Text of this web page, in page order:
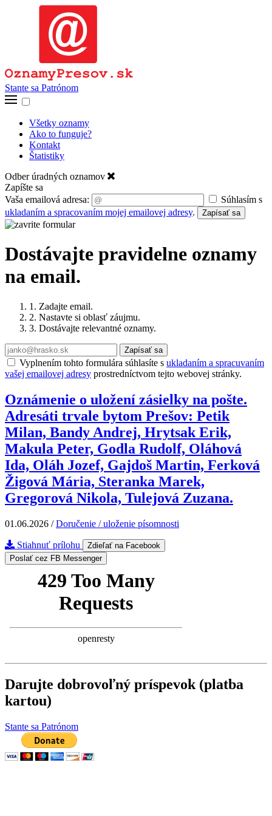
Stante sa Patrónom
Všetky oznamy
Ako to funguje?
Kontakt
Štatistiky
Odber úradných oznamov
Zapíšte sa
Vaša emailová adresa:
Súhlasím s
ukladaním a spracovaním mojej emailovej adresy. Zapísať sa
Dostávajte pravidelne oznamy
na email.
1. Zadajte email.
2. Nastavte si oblasť záujmu.
3. Dostávajte relevantné oznamy.
Zapísať sa
Vyplnením tohto formulára súhlasíte s ukladaním a spracuvaním
vašej emailovej adresy prostredníctvom tejto webovej stránky.
Oznámenie o uložení zásielky na pošte.
Adresáti trvale bytom Prešov: Petik
Milan, Bandy Andrej, Hrytsak Erik,
Makula Peter, Godla Rudolf, Oláhová
Ida, Oláh Jozef, Gajdoš Martin, Ferková
Žigová Mária, Steranka Marek,
Gregorová Nikola, Tulejová Zuzana.
01.06.2026 /Doručenie / uloženie písomnosti
Stiahnuť prílohu
Zdieľať na Facebook
Poslať cez FB Messenger
Darujte dobrovoľný príspevok (platba
kartou)
Stante sa Patrónom